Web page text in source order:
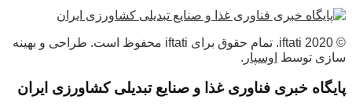
© 2020 iftati. تمام حقوق برای iftati محفوظ است. طراحی و بهینه
سازی توسط اوسپار .
پایگاه خبری فناوری غذا و صنایع تبدیلی کشاورزی ایران